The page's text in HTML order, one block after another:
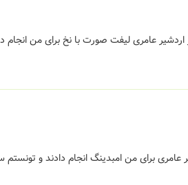
اردشیر عامری لیفت صورت با نخ برای من انجام
برای من امبدینگ انجام دادند و تونستم